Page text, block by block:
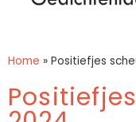
Home » Positiefjes